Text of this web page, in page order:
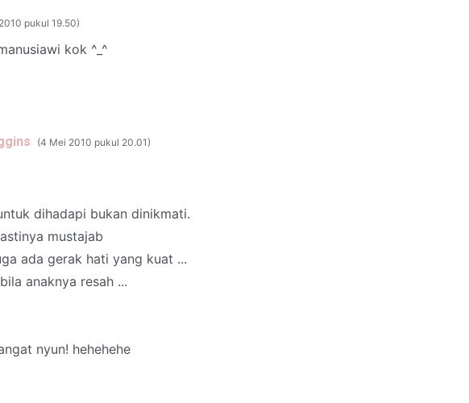
pukul 19.50
kok ^_^
4 Mei 2010 pukul 20.01
dihadapi bukan dinikmati.
mustajab
ada gerak hati yang kuat ...
anaknya resah ...
nyun! hehehehe